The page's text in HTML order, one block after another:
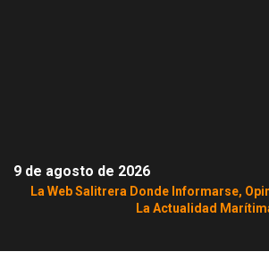
9 de agosto de 2026
La Web Salitrera Donde Informarse,
La Actualidad